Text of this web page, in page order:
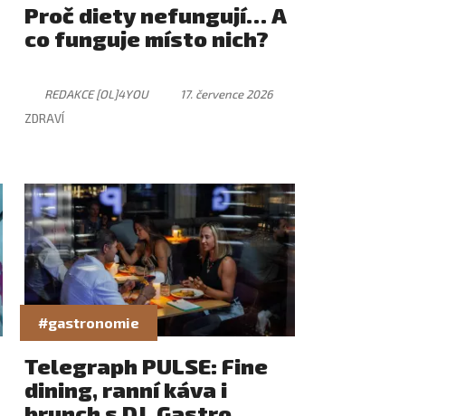
Proč diety nefungují… A
co funguje místo nich?
REDAKCE [OL]4YOU
17. července 2026
ZDRAVÍ
#gastronomie
Telegraph PULSE: Fine
dining, ranní káva i